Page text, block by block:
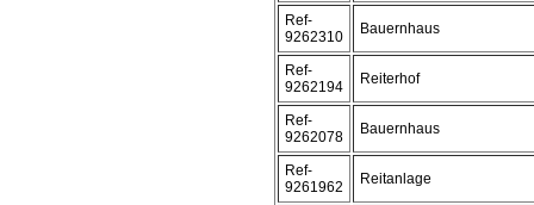
Ref-
9262310
Bauernhaus
Ref-
9262194
Reiterhof
Ref-
9262078
Bauernhaus
Ref-
9261962
Reitanlage